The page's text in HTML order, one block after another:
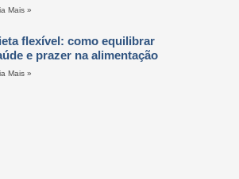
Mais »
flexível: como equilibrar
e prazer na alimentação
Mais »